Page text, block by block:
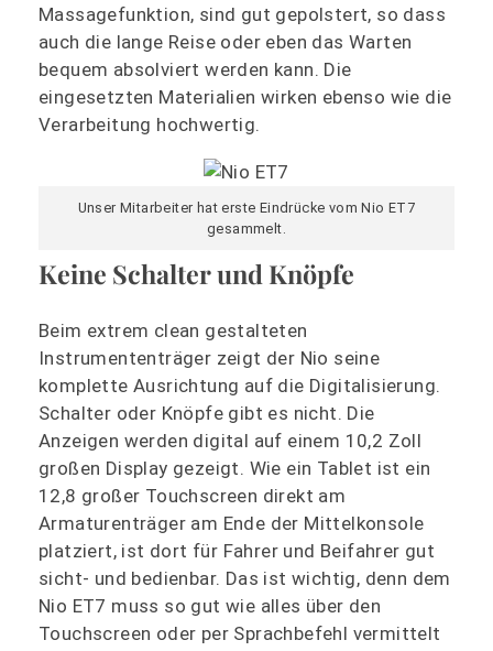
Massagefunktion, sind gut gepolstert, so dass
auch die lange Reise oder eben das Warten
bequem absolviert werden kann. Die
eingesetzten Materialien wirken ebenso wie die
Verarbeitung hochwertig.
Unser Mitarbeiter hat erste Eindrücke vom Nio ET7
gesammelt.
Keine Schalter und Knöpfe
Beim extrem clean gestalteten
Instrumententräger zeigt der Nio seine
komplette Ausrichtung auf die Digitalisierung.
Schalter oder Knöpfe gibt es nicht. Die
Anzeigen werden digital auf einem 10,2 Zoll
großen Display gezeigt. Wie ein Tablet ist ein
12,8 großer Touchscreen direkt am
Armaturenträger am Ende der Mittelkonsole
platziert, ist dort für Fahrer und Beifahrer gut
sicht- und bedienbar. Das ist wichtig, denn dem
Nio ET7 muss so gut wie alles über den
Touchscreen oder per Sprachbefehl vermittelt